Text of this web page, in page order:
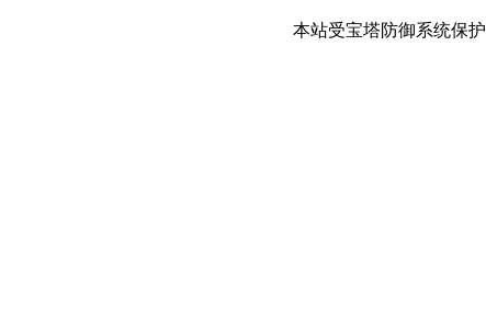
本站受宝塔防御系统保护